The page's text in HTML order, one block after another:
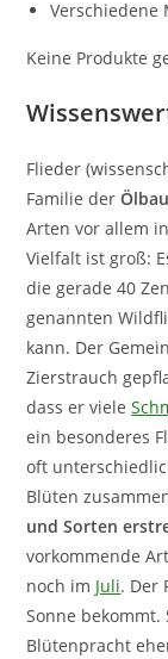
Verschiedene
Keine Produkte
Flieder
Familie der
Arten vor allem
Vielfalt ist groß:
die gerade 40
genannten
kann. Der
Zierstrauch
dass er viele
ein besonderes
oft
Blüten
und Sorten
vorkommende
noch im Juli. Der
Sonne
Blütenpracht